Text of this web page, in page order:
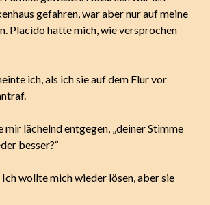
gefahren, war aber nur auf meine
Placido hatte mich, wie versprochen
ich, als ich sie auf dem Flur vor
mir lächelnd entgegen, „deiner Stimme
besser?“
wollte mich wieder lösen, aber sie